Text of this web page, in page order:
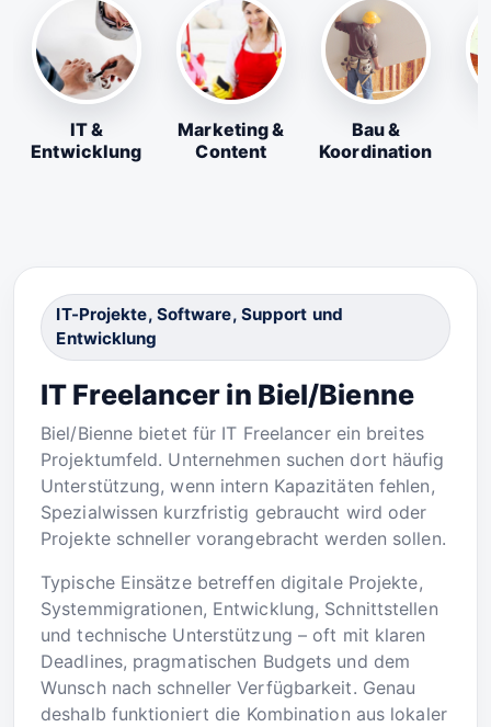
IT &
Entwicklung
Marketing &
Content
Bau &
Koordination
IT-Projekte, Software, Support und
Entwicklung
IT Freelancer in Biel/Bienne
Biel/Bienne bietet für IT Freelancer ein breites
Projektumfeld. Unternehmen suchen dort häufig
Unterstützung, wenn intern Kapazitäten fehlen,
Spezialwissen kurzfristig gebraucht wird oder
Projekte schneller vorangebracht werden sollen.
Typische Einsätze betreffen digitale Projekte,
Systemmigrationen, Entwicklung, Schnittstellen
und technische Unterstützung – oft mit klaren
Deadlines, pragmatischen Budgets und dem
Wunsch nach schneller Verfügbarkeit. Genau
deshalb funktioniert die Kombination aus lokaler